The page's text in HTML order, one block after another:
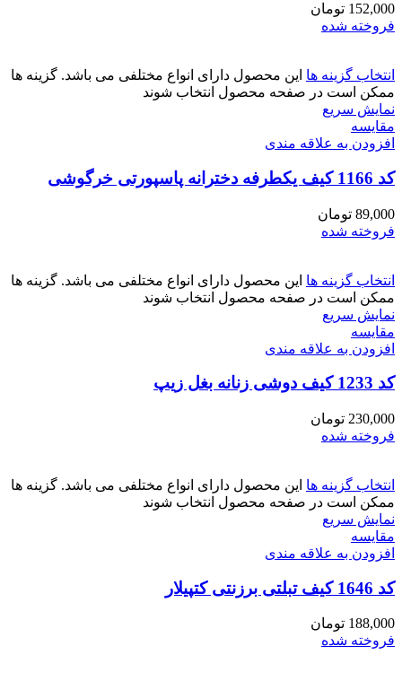
152,000 تومان
فروخته شده
انتخاب گزینه ها این محصول دارای انواع مختلفی می باشد. گزینه ها
ممکن است در صفحه محصول انتخاب شوند
نمایش سریع
مقايسه
افزودن به علاقه مندی
کد 1166 کیف یکطرفه دخترانه پاسپورتی خرگوشی
89,000 تومان
فروخته شده
انتخاب گزینه ها این محصول دارای انواع مختلفی می باشد. گزینه ها
ممکن است در صفحه محصول انتخاب شوند
نمایش سریع
مقايسه
افزودن به علاقه مندی
کد 1233 کیف دوشی زنانه بغل زیپ
230,000 تومان
فروخته شده
انتخاب گزینه ها این محصول دارای انواع مختلفی می باشد. گزینه ها
ممکن است در صفحه محصول انتخاب شوند
نمایش سریع
مقايسه
افزودن به علاقه مندی
کد 1646 کیف تبلتی برزنتی کتپیلار
188,000 تومان
فروخته شده